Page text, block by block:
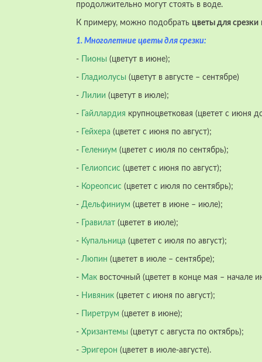
продолжительно могут стоять в воде.
К примеру, можно подобрать цветы для срезки
1. Многолетние цветы для срезки:
- Пионы (цветут в июне);
- Гладиолусы (цветут в августе – сентябре)
- Лилии (цветут в июле);
- Гайллардия крупноцветковая (цветет с июня
- Гейхера (цветет с июня по август);
- Гелениум (цветет с июля по сентябрь);
- Гелиопсис (цветет с июня по август);
- Кореопсис (цветет с июля по сентябрь);
- Дельфиниум (цветет в июне – июле);
- Гравилат (цветет в июле);
- Купальница (цветет с июля по август);
- Люпин (цветет в июле – сентябре);
- Мак восточный (цветет в конце мая – начале
- Нивяник (цветет с июня по август);
- Пиретрум (цветет в июне);
- Хризантемы (цветут с августа по октябрь);
- Эригерон (цветет в июле-августе).